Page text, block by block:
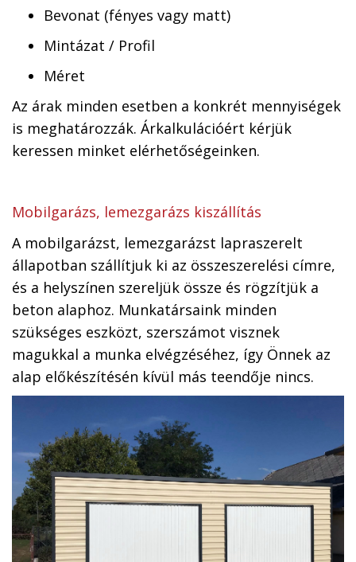
Bevonat (fényes vagy matt)
Mintázat / Profil
Méret
Az árak minden esetben a konkrét mennyiségek
is meghatározzák. Árkalkulációért kérjük
keressen minket elérhetőségeinken.
Mobilgarázs, lemezgarázs kiszállítás
A mobilgarázst, lemezgarázst lapraszerelt
állapotban szállítjuk ki az összeszerelési címre,
és a helyszínen szereljük össze és rögzítjük a
beton alaphoz. Munkatársaink minden
szükséges eszközt, szerszámot visznek
magukkal a munka elvégzéséhez, így Önnek az
alap előkészítésén kívül más teendője nincs.